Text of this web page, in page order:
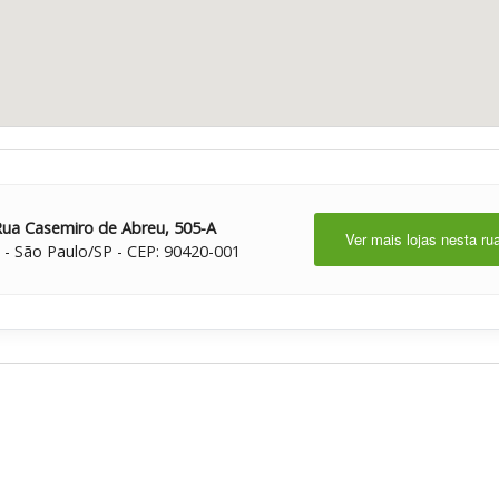
Casemiro de Abreu, 505-A
São Paulo/SP - CEP: 90420-001
Ver mais lojas nesta